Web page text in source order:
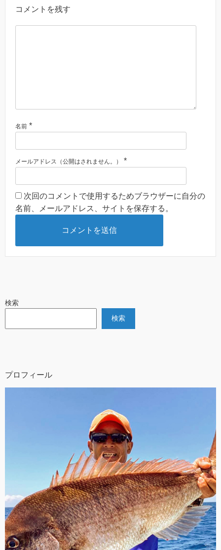
コメントを残す
名前 *
メールアドレス（公開はされません。） *
次回のコメントで使用するためブラウザーに自分の
名前、メールアドレス、サイトを保存する。
検索
検索
プロフィール